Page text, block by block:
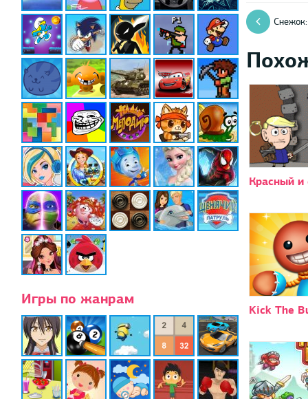
Игры по жанрам
Красный и
Kick The